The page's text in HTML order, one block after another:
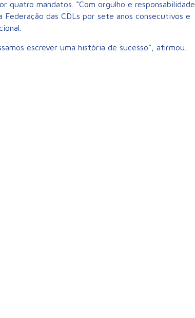
mandatos. “Com orgulho e responsabilidade
das CDLs por sete anos consecutivos e
escrever uma história de sucesso”, afirmou.